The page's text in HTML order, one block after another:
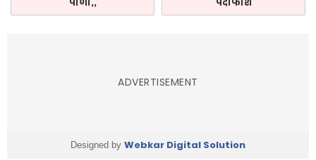
ADVERTISEMENT
Designed by Webkar Digital Solution